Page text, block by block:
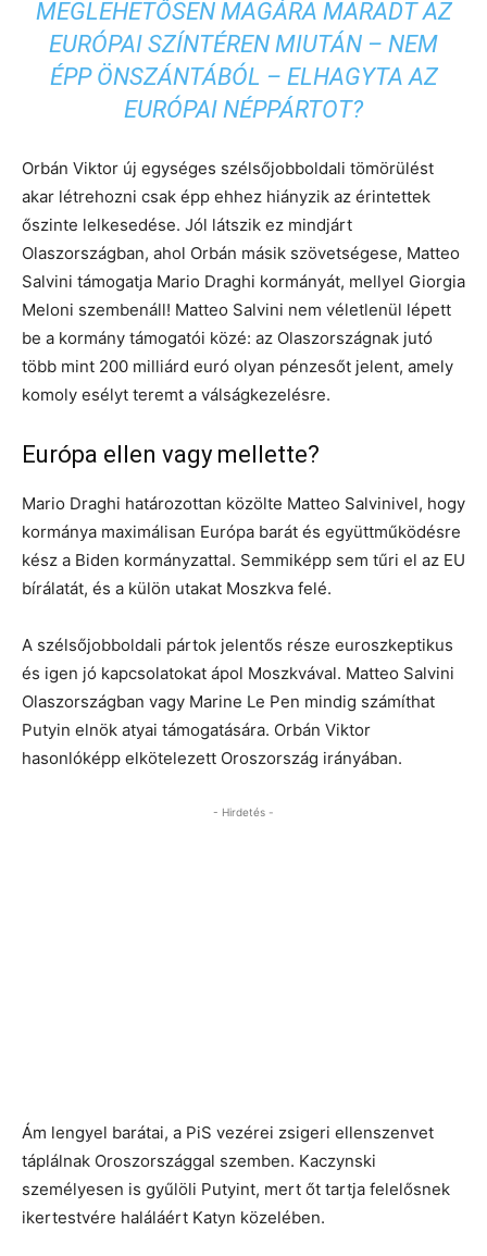
MEGLEHETŐSEN MAGÁRA MARADT AZ
EURÓPAI SZÍNTÉREN MIUTÁN – NEM
ÉPP ÖNSZÁNTÁBÓL – ELHAGYTA AZ
EURÓPAI NÉPPÁRTOT?
Orbán Viktor új egységes szélsőjobboldali tömörülést
akar létrehozni csak épp ehhez hiányzik az érintettek
őszinte lelkesedése. Jól látszik ez mindjárt
Olaszországban, ahol Orbán másik szövetségese, Matteo
Salvini támogatja Mario Draghi kormányát, mellyel Giorgia
Meloni szembenáll! Matteo Salvini nem véletlenül lépett
be a kormány támogatói közé: az Olaszországnak jutó
több mint 200 milliárd euró olyan pénzesőt jelent, amely
komoly esélyt teremt a válságkezelésre.
Európa ellen vagy mellette?
Mario Draghi határozottan közölte Matteo Salvinivel, hogy
kormánya maximálisan Európa barát és együttműködésre
kész a Biden kormányzattal. Semmiképp sem tűri el az EU
bírálatát, és a külön utakat Moszkva felé.
A szélsőjobboldali pártok jelentős része euroszkeptikus
és igen jó kapcsolatokat ápol Moszkvával. Matteo Salvini
Olaszországban vagy Marine Le Pen mindig számíthat
Putyin elnök atyai támogatására. Orbán Viktor
hasonlóképp elkötelezett Oroszország irányában.
- Hirdetés -
Ám lengyel barátai, a PiS vezérei zsigeri ellenszenvet
táplálnak Oroszországgal szemben. Kaczynski
személyesen is gyűlöli Putyint, mert őt tartja felelősnek
ikertestvére haláláért Katyn közelében.